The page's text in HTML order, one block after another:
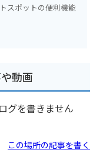
スポットの便利機能
動画
グを書きません
この場所の記事を書く